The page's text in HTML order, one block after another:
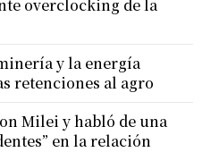
overclocking de la
y la energía
retenciones al agro
Milei y habló de una
en la relación